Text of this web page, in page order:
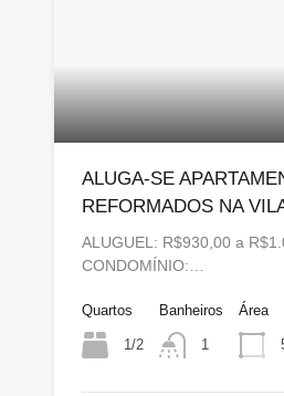
ALUGA-SE
REFORMADOS NA
ALUGUEL: R$930,00 a
CONDOMÍNIO:…
Quartos
1/2
Banheiros
1
Área